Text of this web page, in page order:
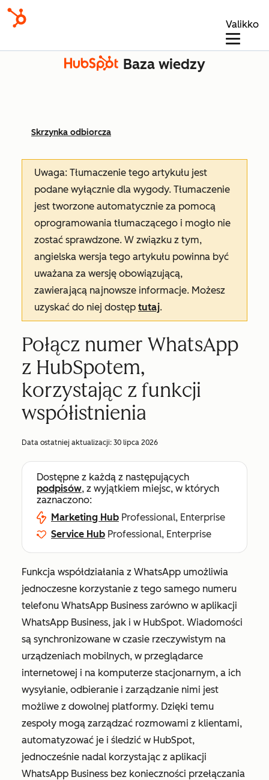
Valikko
Baza wiedzy
Skrzynka odbiorcza
Uwaga: Tłumaczenie tego artykułu jest
podane wyłącznie dla wygody. Tłumaczenie
jest tworzone automatycznie za pomocą
oprogramowania tłumaczącego i mogło nie
zostać sprawdzone. W związku z tym,
angielska wersja tego artykułu powinna być
uważana za wersję obowiązującą,
zawierającą najnowsze informacje. Możesz
uzyskać do niej dostęp tutaj.
Połącz numer WhatsApp
z HubSpotem,
korzystając z funkcji
współistnienia
Data ostatniej aktualizacji: 30 lipca 2026
Dostępne z każdą z następujących
podpisów, z wyjątkiem miejsc, w których
zaznaczono:
Marketing Hub Professional, Enterprise
Service Hub Professional, Enterprise
Funkcja współdziałania z WhatsApp umożliwia
jednoczesne korzystanie z tego samego numeru
telefonu WhatsApp Business zarówno w aplikacji
WhatsApp Business, jak i w HubSpot. Wiadomości
są synchronizowane w czasie rzeczywistym na
urządzeniach mobilnych, w przeglądarce
internetowej i na komputerze stacjonarnym, a ich
wysyłanie, odbieranie i zarządzanie nimi jest
możliwe z dowolnej platformy. Dzięki temu
zespoły mogą zarządzać rozmowami z klientami,
automatyzować je i śledzić w HubSpot,
jednocześnie nadal korzystając z aplikacji
WhatsApp Business bez konieczności przełączania